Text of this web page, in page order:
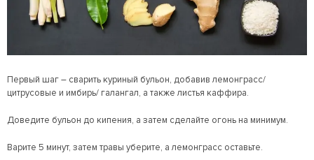
Первый шаг – сварить куриный бульон, добавив лемонграсс/
цитрусовые и имбирь/ галангал, а также листья каффира.
Доведите бульон до кипения, а затем сделайте огонь на минимум.
Варите 5 минут, затем травы уберите, а лемонграсс оставьте.